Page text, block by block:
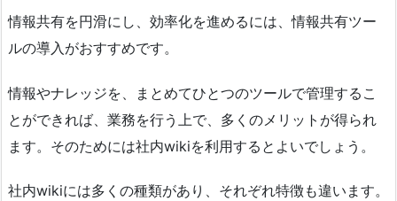
情報共有を円滑にし、効率化を進めるには、情報共有ツー
ルの導入がおすすめです。
情報やナレッジを、まとめてひとつのツールで管理するこ
とができれば、業務を行う上で、多くのメリットが得られ
ます。そのためには社内wikiを利用するとよいでしょう。
社内wikiには多くの種類があり、それぞれ特徴も違います。